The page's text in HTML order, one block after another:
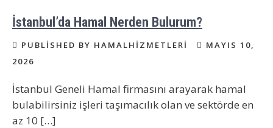
İstanbul’da Hamal Nerden Bulurum?
PUBLISHED BY HAMALHIZMETLERI
MAYIS 10,
2026
İstanbul Geneli Hamal firmasını arayarak hamal
bulabilirsiniz işleri taşımacılık olan ve sektörde en
az 10 […]